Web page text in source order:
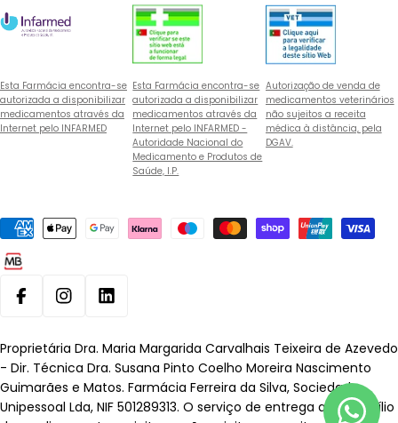
Esta Farmácia encontra-se
autorizada a disponibilizar
medicamentos através da
Internet pelo INFARMED
Esta Farmácia encontra-se
autorizada a disponibilizar
medicamentos através da
Internet pelo INFARMED -
Autoridade Nacional do
Medicamento e Produtos de
Saúde, I.P.
Autorização de venda de
medicamentos veterinários
não sujeitos a receita
médica à distância, pela
DGAV.
Métodos
pagamento
FacebookInstagramLinkedin
Proprietária Dra. Maria Margarida Carvalhais Teixeira de Azevedo
- Dir. Técnica Dra. Susana Pinto Coelho Moreira Nascimento
Guimarães e Matos. Farmácia Ferreira da Silva, Sociedade
Unipessoal Lda, NIF 501289313. O serviço de entrega ao domicílio